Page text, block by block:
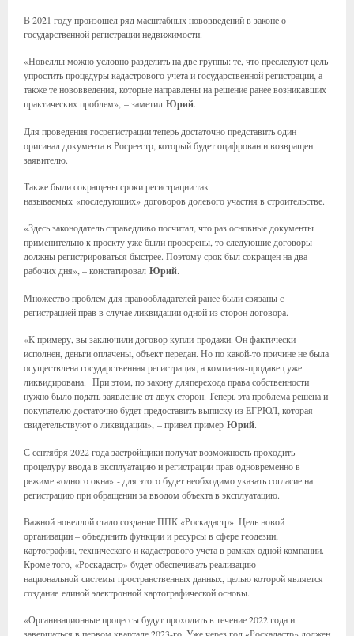
В 2021 году произошел ряд масштабных нововведений в законе о
государственной регистрации недвижимости.
«Новеллы можно условно разделить на две группы: те, что преследуют цель
упростить процедуры кадастрового учета и государственной регистрации, а
также те нововведения, которые направлены на решение ранее возникавших
практических проблем», – заметил Юрий.
Для проведения госрегистрации теперь достаточно представить один
оригинал документа в Росреестр, который будет оцифрован и возвращен
заявителю.
Также были сокращены сроки регистрации так
называемых «последующих» договоров долевого участия в строительстве.
«Здесь законодатель справедливо посчитал, что раз основные документы
применительно к проекту уже были проверены, то следующие договоры
должны регистрироваться быстрее. Поэтому срок был сокращен на два
рабочих дня», – констатировал Юрий.
Множество проблем для правообладателей ранее были связаны с
регистрацией прав в случае ликвидации одной из сторон договора.
«К примеру, вы заключили договор купли-продажи. Он фактически
исполнен, деньги оплачены, объект передан. Но по какой-то причине не была
осуществлена государственная регистрация, а компания-продавец уже
ликвидирована. При этом, по закону дляперехода права собственности
нужно было подать заявление от двух сторон. Теперь эта проблема решена и
покупателю достаточно будет предоставить выписку из ЕГРЮЛ, которая
свидетельствуют о ликвидации», – привел пример Юрий.
С сентября 2022 года застройщики получат возможность проходить
процедуру ввода в эксплуатацию и регистрации прав одновременно в
режиме «одного окна» - для этого будет необходимо указать согласие на
регистрацию при обращении за вводом объекта в эксплуатацию.
Важной новеллой стало создание ППК «Роскадастр». Цель новой
организации – объединить функции и ресурсы в сфере геодезии,
картографии, технического и кадастрового учета в рамках одной компании.
Кроме того, «Роскадастр» будет обеспечивать реализацию
национальной системы пространственных данных, целью которой является
создание единой электронной картографической основы.
«Организационные процессы будут проходить в течение 2022 года и